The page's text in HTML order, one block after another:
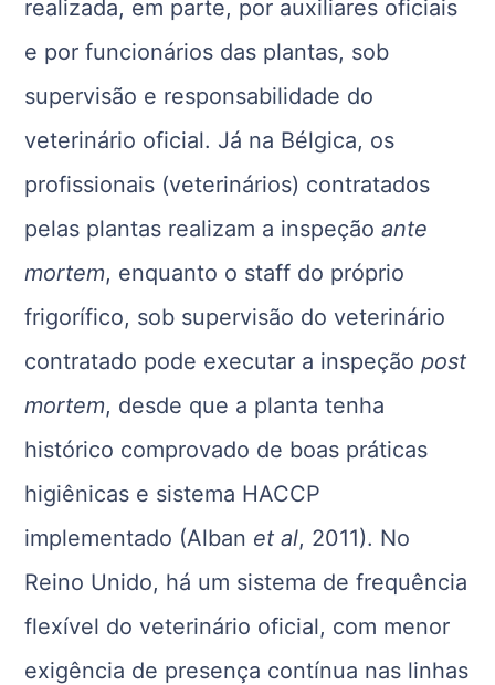
realizada, em parte, por auxiliares oficiais
e por funcionários das plantas, sob
supervisão e responsabilidade do
veterinário oficial. Já na Bélgica, os
profissionais (veterinários) contratados
pelas plantas realizam a inspeçãoante
mortem, enquanto o staff do próprio
frigorífico, sob supervisão do veterinário
contratado pode executar a inspeçãopost
mortem, desde que a planta tenha
histórico comprovado de boas práticas
higiênicas e sistema HACCP
implementado (Alban et al, 2011). No
Reino Unido, há um sistema de frequência
flexível do veterinário oficial, com menor
exigência de presença contínua nas linhas